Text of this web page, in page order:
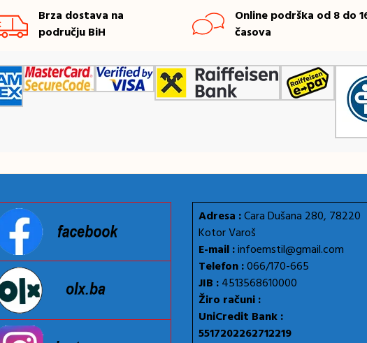
Brza dostava na
području BiH
Online podrška od 8 do
časova
Adresa :Cara Dušana 280, 78220
Kotor Varoš
E-mail :infoemstil@gmail.com
Telefon :066/170-665
JIB :4513568610000
Žiro računi :
UniCredit Bank :
5517202262712219